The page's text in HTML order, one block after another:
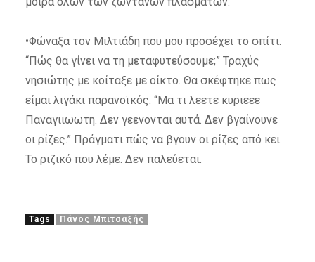
•Φώναξα τον Μιλτιάδη που μου προσέχει το σπίτι.
“Πώς θα γίνει να τη μεταφυτεύσουμε;” Τραχύς
νησιώτης με κοίταξε με οίκτο. Θα σκέφτηκε πως
είμαι λιγάκι παρανοϊκός. “Μα τι λεετε κυριεεε
Παναγιιωωτη. Δεν γεενονται αυτά. Δεν βγαίνουνε
οι ρίζες.” Πράγματι πώς να βγουν οι ρίζες από κει.
Το ριζικό που λέμε. Δεν παλεύεται.
Tags Πάνος Μπιτσαξής